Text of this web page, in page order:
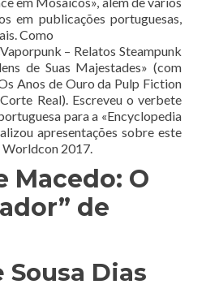
em publicações portuguesas,
Como
– Relatos Steampunk
de Suas Majestades» (com
Anos de Ouro da Pulp Fiction
Real). Escreveu o verbete
para a «Encyclopedia
apresentações sobre este
2017.
Macedo: O
de
Dias